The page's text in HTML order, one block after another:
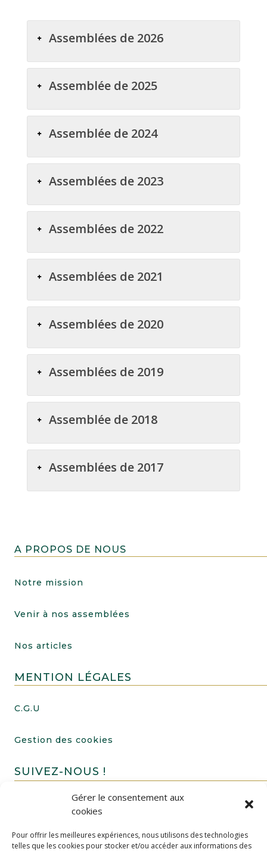
Gérer le consentement aux
cookies
Pour offrir les meilleures expériences, nous utilisons des technologies
telles que les cookies pour stocker et/ou accéder aux informations des
Assemblées de 2026
Assemblée de 2025
Assemblée de 2024
Assemblées de 2023
Assemblées de 2022
Assemblées de 2021
Assemblées de 2020
Assemblées de 2019
Assemblée de 2018
Assemblées de 2017
A PROPOS DE NOUS
Notre mission
Venir à nos assemblées
Nos articles
MENTION LÉGALES
C.G.U
Gestion des cookies
SUIVEZ-NOUS !